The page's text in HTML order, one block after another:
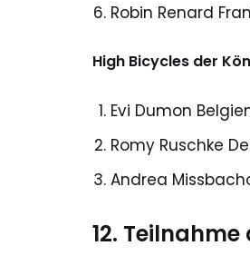
Robin Renard
High Bicycles der
Evi Dumon
Romy Ruschke
Andrea
12. Teilnahme